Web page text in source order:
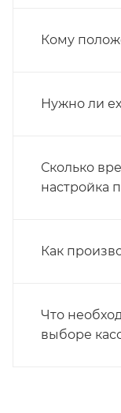
Кому
Нужно ли
Сколько
настройка
Как
Что
выборе